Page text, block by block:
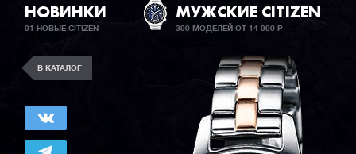
НОВИНКИ
91 НОВЫЕ CITIZEN
МУЖСКИЕ CITIZEN
390 МОДЕЛЕЙ ОТ 14 990Р
В КАТАЛОГ